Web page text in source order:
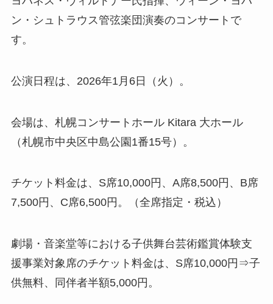
ン・シュトラウス管弦楽団演奏のコンサートで
す。
公演日程は、2026年1月6日（火）。
会場は、札幌コンサートホール Kitara 大ホール
（札幌市中央区中島公園1番15号）。
チケット料金は、S席10,000円、A席8,500円、B席
7,500円、C席6,500円。（全席指定・税込）
劇場・音楽堂等における子供舞台芸術鑑賞体験支
援事業対象席のチケット料金は、S席10,000円⇒子
供無料、同伴者半額5,000円。